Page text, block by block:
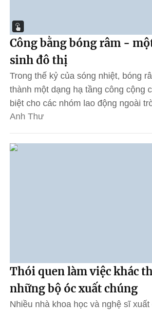
Công bằng bóng râm -
sinh đô thị
Trong thế kỷ của sóng nhiệt, bóng
thành một dạng hạ tầng công cộng
biệt cho các nhóm lao động ngoài
Anh Thư
Thói quen làm việc khác
những bộ óc xuất chúng
Nhiều nhà khoa học và nghệ sĩ xuất